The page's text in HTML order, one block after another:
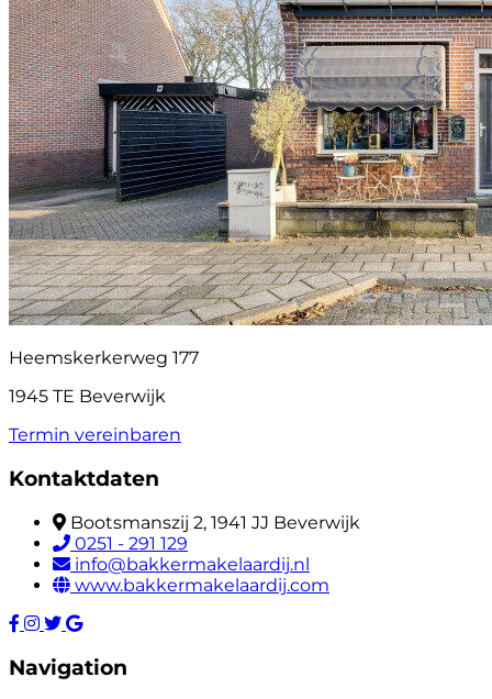
Heemskerkerweg 177
1945 TE Beverwijk
Termin vereinbaren
Kontaktdaten
Bootsmanszij 2, 1941 JJ Beverwijk
0251 - 291 129
info@bakkermakelaardij.nl
www.bakkermakelaardij.com
Navigation